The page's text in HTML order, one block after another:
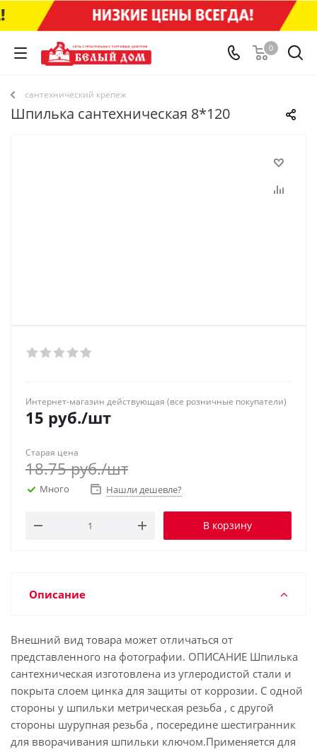
0
сантехнический крепеж
Шпилька сантехническая 8*120
Интернет-магазин действующая (все розничные покупатели)
15 руб./шт
Старая цена
18.75руб./шт
Много Нашли дешевле?
В корзину
Описание
Внешний вид товара может отличаться от
представленного на фотографии. ОПИСАНИЕ Шпилька
сантехническая изготовлена из углеродистой стали и
покрыта слоем цинка для защиты от коррозии. С одной
стороны у шпильки метрическая резьба , с другой
стороны шурупная резьба , посередине шестигранник
для вворачивания шпильки ключом.Применяется для